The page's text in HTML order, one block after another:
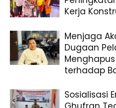
Kerja
Menjaga
Dugaan
terhadap
Sosialisasi